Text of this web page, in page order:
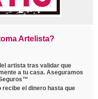
Artelista?
artista tras validar que
a tu casa. Aseguramos
el dinero hasta que